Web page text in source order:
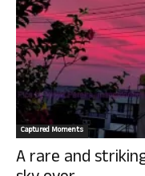
Captured Moments
A rare and